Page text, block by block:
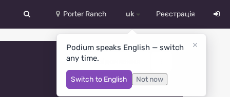
Porter Ranch uk
English
Реєстрація
Podium speaks English — switch
any time.
Switch to English Not now
Повідомлення